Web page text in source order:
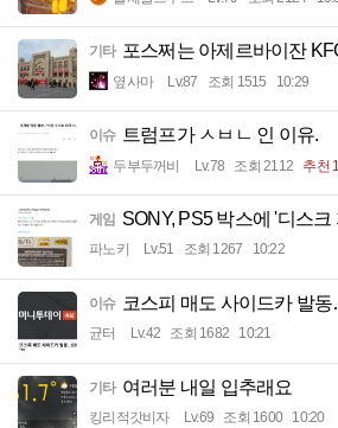
기타 포스쩌는 아제르바이잔
옆사마 Lv.87 조회 1515 10:29
이슈 트럼프가 ㅅㅂㄴ 인 이유.
두부두꺼비 Lv.78 조회 2112 추천 1
게임 SONY, PS5 박스에 '디스크
파노키 Lv.51 조회 1267 10:22
이슈 코스피 매도 사이드카 발
균터 Lv.42 조회 1682 10:21
기타 여러분 내일 입추래요
킹리적갓비자 Lv.69 조회 1600 10:20